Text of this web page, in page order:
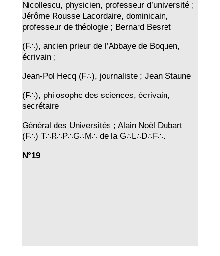
Nicollescu, physicien, professeur d’université ;
Jérôme Rousse Lacordaire, dominicain,
professeur de théologie ; Bernard Besret
(F∴), ancien prieur de l’Abbaye de Boquen,
écrivain ;
Jean-Pol Hecq (F∴), journaliste ; Jean Staune
(F∴), philosophe des sciences, écrivain,
secrétaire
Général des Universités ; Alain Noël Dubart
(F∴) T∴R∴P∴G∴M∴ de la G∴L∴D∴F∴.
N°19